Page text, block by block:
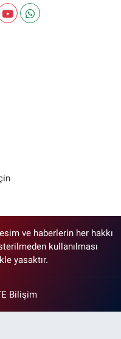
ve haberlerin her hakkı
kullanılması
yasaktır.
Bilişim